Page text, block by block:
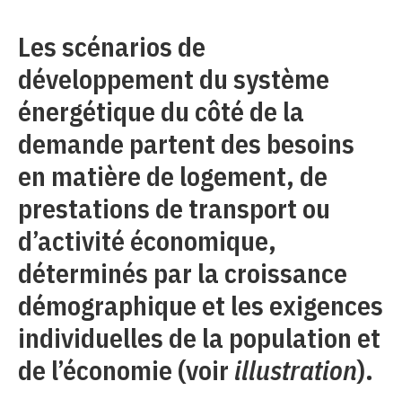
Les scénarios de
développement du système
énergétique du côté de la
demande partent des besoins
en matière de logement, de
prestations de transport ou
d’activité économique,
déterminés par la croissance
démographique et les exigences
individuelles de la population et
de l’économie (voir illustration).